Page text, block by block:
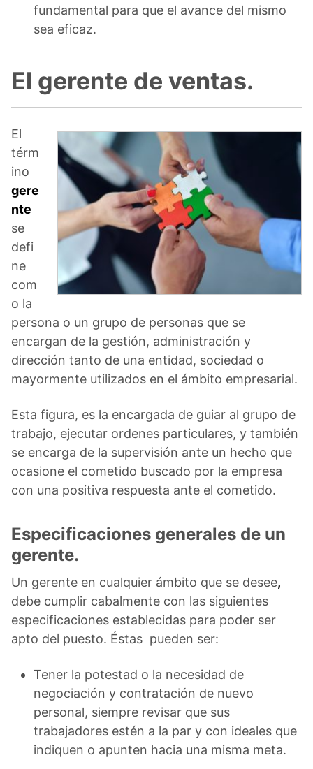
fundamental para que el avance del mismo
sea eficaz.
El gerente de ventas.
El
térm
ino
gere
nte
se
defi
ne
com
o la
persona o un grupo de personas que se
encargan de la gestión, administración y
dirección tanto de una entidad, sociedad o
mayormente utilizados en el ámbito empresarial.
Esta figura, es la encargada de guiar al grupo de
trabajo, ejecutar ordenes particulares, y también
se encarga de la supervisión ante un hecho que
ocasione el cometido buscado por la empresa
con una positiva respuesta ante el cometido.
Especificaciones generales de un
gerente.
Un gerente en cualquier ámbito que se desee,
debe cumplir cabalmente con las siguientes
especificaciones establecidas para poder ser
apto del puesto. Éstas pueden ser:
Tener la potestad o la necesidad de
negociación y contratación de nuevo
personal, siempre revisar que sus
trabajadores estén a la par y con ideales que
indiquen o apunten hacia una misma meta.